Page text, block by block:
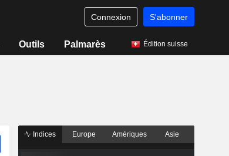
Connexion S'abonner
Outils Palmarès Édition suisse
Indices Europe Amériques Asie